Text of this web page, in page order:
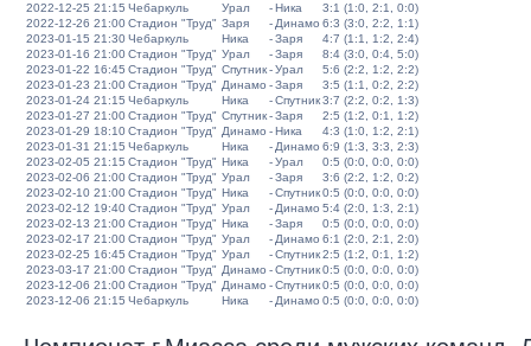
2022-12-25 21:15 Чебаркуль Урал -Ника
3:1 (1:0, 2:1, 0:0)
2022-12-26 21:00Стадион "Труд" Заря - Динамо 6:3 (3:0, 2:2, 1:1)
2023-01-15 21:30Чебаркуль Ника -Заря
4:7 (1:1, 1:2, 2:4)
2023-01-16 21:00Стадион "Труд" Урал -Заря
8:4 (3:0, 0:4, 5:0)
2023-01-22 16:45 Стадион "Труд" Спутник-Урал
5:6 (2:2, 1:2, 2:2)
2023-01-23 21:00Стадион "Труд" Динамо -Заря
3:5 (1:1, 0:2, 2:2)
2023-01-24 21:15 Чебаркуль Ника -Спутник3:7 (2:2, 0:2, 1:3)
2023-01-27 21:00Стадион "Труд" Спутник-Заря
2:5 (1:2, 0:1, 1:2)
2023-01-29 18:10Стадион "Труд" Динамо -Ника
4:3 (1:0, 1:2, 2:1)
2023-01-31 21:15 Чебаркуль Ника - Динамо 6:9 (1:3, 3:3, 2:3)
2023-02-05 21:15 Стадион "Труд" Ника -Урал
0:5 (0:0, 0:0, 0:0)
2023-02-06 21:00Стадион "Труд" Урал -Заря
3:6 (2:2, 1:2, 0:2)
2023-02-10 21:00Стадион "Труд" Ника -Спутник0:5 (0:0, 0:0, 0:0)
2023-02-12 19:40Стадион "Труд" Урал - Динамо 5:4 (2:0, 1:3, 2:1)
2023-02-13 21:00Стадион "Труд" Ника -Заря
0:5 (0:0, 0:0, 0:0)
2023-02-17 21:00Стадион "Труд" Урал - Динамо 6:1 (2:0, 2:1, 2:0)
2023-02-25 16:45 Стадион "Труд" Урал -Спутник2:5 (1:2, 0:1, 1:2)
2023-03-17 21:00Стадион "Труд" Динамо -Спутник0:5 (0:0, 0:0, 0:0)
2023-12-06 21:00Стадион "Труд" Динамо -Спутник0:5 (0:0, 0:0, 0:0)
2023-12-06 21:15 Чебаркуль Ника - Динамо 0:5 (0:0, 0:0, 0:0)